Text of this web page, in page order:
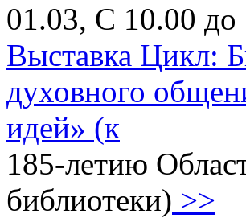
01.03, С 10.00 до
Выставка Цикл:
духовного
идей» (к
185-летию
библиотеки) >>